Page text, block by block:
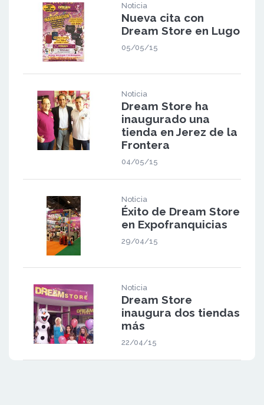
Noticia
Nueva cita con
Dream Store en Lugo
05/05/15
Noticia
Dream Store ha
inaugurado una
tienda en Jerez de la
Frontera
04/05/15
Noticia
Éxito de Dream Store
en Expofranquicias
29/04/15
Noticia
Dream Store
inaugura dos tiendas
más
22/04/15